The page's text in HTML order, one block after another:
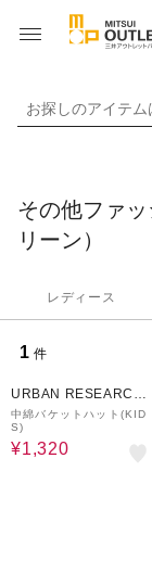
お探しのアイテム
その他ファ
リーン）
レディース
1 件
URBAN RESEARCH
ware house
中綿バケットハット(KID
S)
¥1,320